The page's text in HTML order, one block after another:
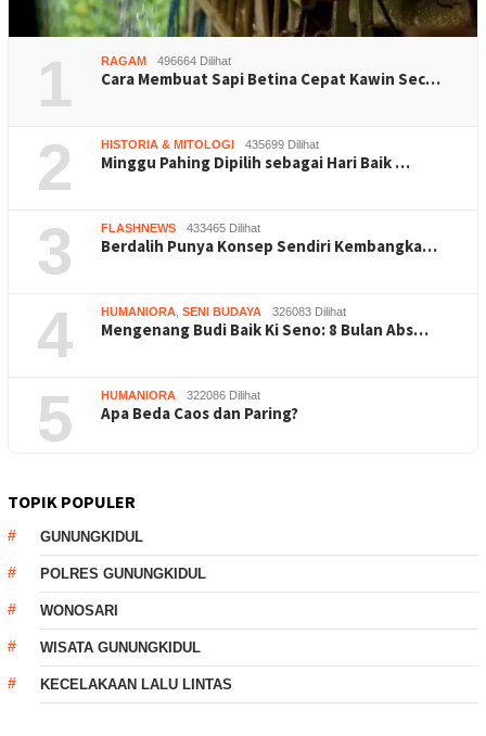
1 RAGAM 496664 Dilihat
Cara Membuat Sapi Betina Cepat Kawin Sec…
2 HISTORIA & MITOLOGI 435699 Dilihat
Minggu Pahing Dipilih sebagai Hari Baik …
3 FLASHNEWS 433465 Dilihat
Berdalih Punya Konsep Sendiri Kembangka…
4 HUMANIORA SENI BUDAYA 326083 Dilihat
Mengenang Budi Baik Ki Seno: 8 Bulan Abs…
5 HUMANIORA 322086 Dilihat
Apa Beda Caos dan Paring?
TOPIK POPULER
GUNUNGKIDUL
POLRES GUNUNGKIDUL
WONOSARI
WISATA GUNUNGKIDUL
KECELAKAAN LALU LINTAS